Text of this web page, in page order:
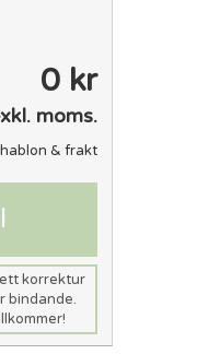
0 kr
moms.
& frakt
korrektur
bindande.